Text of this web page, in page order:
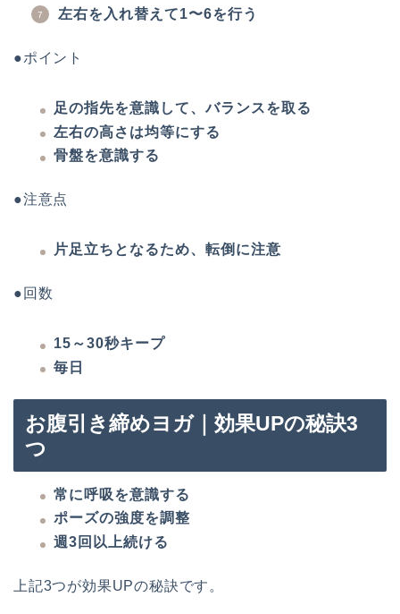
左右を入れ替えて1〜6を行う
●ポイント
足の指先を意識して、バランスを取る
左右の高さは均等にする
骨盤を意識する
●注意点
片足立ちとなるため、転倒に注意
●回数
15～30秒キープ
毎日
お腹引き締めヨガ｜効果UPの秘訣3
つ
常に呼吸を意識する
ポーズの強度を調整
週3回以上続ける
上記3つが効果UPの秘訣です。